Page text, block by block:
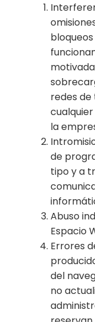
redes
la
de
tipo y a
Abuso
Espacio
Errores
del
no